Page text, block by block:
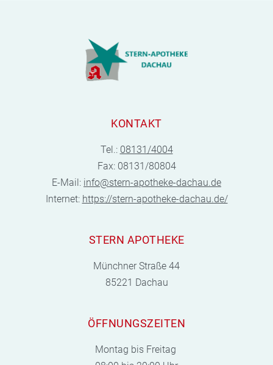
KONTAKT
Tel.: 08131/4004
Fax: 08131/80804
E-Mail: info@stern-apotheke-dachau.de
Internet: https://stern-apotheke-dachau.de/
STERN APOTHEKE
Münchner Straße 44
85221 Dachau
ÖFFNUNGSZEITEN
Montag bis Freitag